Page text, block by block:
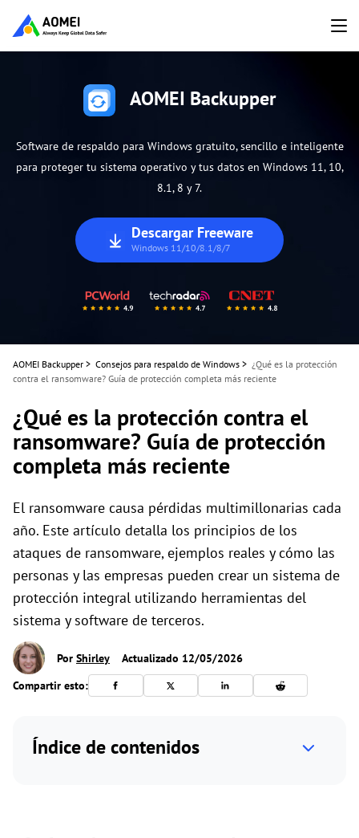
AOMEI Backupper
Software de respaldo para Windows gratuito, sencillo e inteligente
para proteger tu sistema operativo y tus datos en Windows 11, 10,
8.1, 8 y 7.
Descargar Freeware
Windows 11/10/8.1/8/7
AOMEI Backupper > Consejos para respaldo de Windows > ¿Qué es la protección
contra el ransomware? Guía de protección completa más reciente
¿Qué es la protección contra el
ransomware? Guía de protección
completa más reciente
El ransomware causa pérdidas multimillonarias cada
año. Este artículo detalla los principios de los
ataques de ransomware, ejemplos reales y cómo las
personas y las empresas pueden crear un sistema de
protección integral utilizando herramientas del
sistema y software de terceros.
Por Shirley
Actualizado 12/05/2026
Compartir esto:
Índice de contenidos